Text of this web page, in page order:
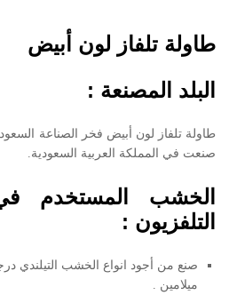
طاولة تلفاز لون أبيض
البلد المصنعة :
طاولة تلفاز لون أبيض فخر الصناعة
صنعت في المملكة العربية السعودية.
الخشب المستخدم
التلفزيون :
ميلامين .